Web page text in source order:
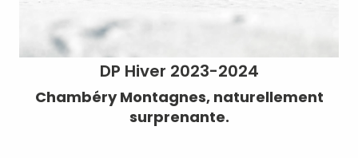
DP Hiver 2023-2024
Chambéry Montagnes, naturellement
surprenante.